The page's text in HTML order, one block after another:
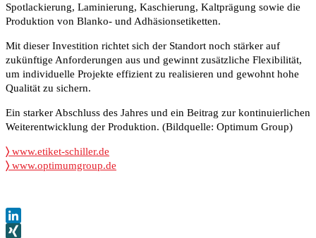
Spotlackierung, Laminierung, Kaschierung, Kaltprägung sowie die
Produktion von Blanko- und Adhäsionsetiketten.
Mit dieser Investition richtet sich der Standort noch stärker auf
zukünftige Anforderungen aus und gewinnt zusätzliche Flexibilität,
um individuelle Projekte effizient zu realisieren und gewohnt hohe
Qualität zu sichern.
Ein starker Abschluss des Jahres und ein Beitrag zur kontinuierlichen
Weiterentwicklung der Produktion. (Bildquelle: Optimum Group)
〉 www.etiket-schiller.de
〉 www.optimumgroup.de
LinkedIn